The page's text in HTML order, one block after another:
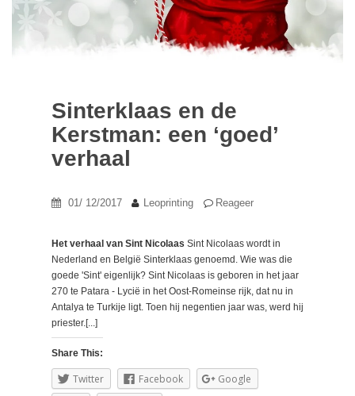
Sinterklaas en de
Kerstman: een ‘goed’
verhaal
01/ 12/2017 Leoprinting Reageer
Het verhaal van Sint Nicolaas Sint Nicolaas wordt in
Nederland en België Sinterklaas genoemd. Wie was die
goede 'Sint' eigenlijk? Sint Nicolaas is geboren in het jaar
270 te Patara - Lycië in het Oost-Romeinse rijk, dat nu in
Antalya te Turkije ligt. Toen hij negentien jaar was, werd hij
priester.[...]
Share This:
Twitter Facebook Google